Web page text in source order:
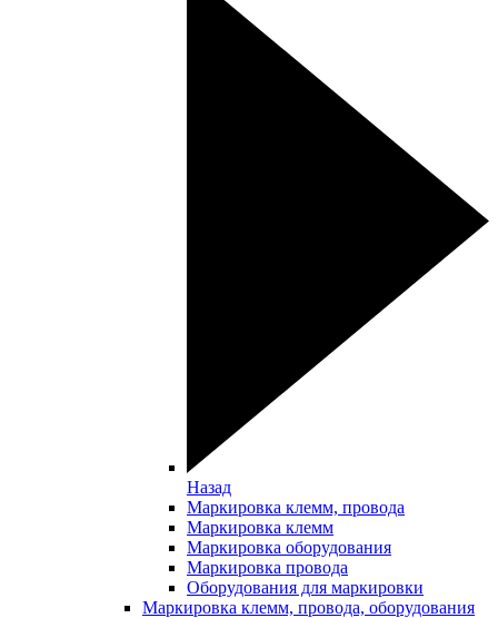
Назад
Маркировка клемм, провода
Маркировка клемм
Маркировка оборудования
Маркировка провода
Оборудования для маркировки
Маркировка клемм, провода, оборудования